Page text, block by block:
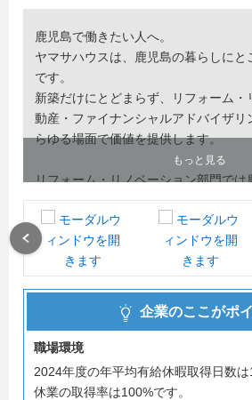
鹿児島で働きたい人へ。
ヤマサハウスは、鹿児島の暮らしにと
です。
新築だけにとどまらず、リフォーム・
動産・ファイナンシャルアドバイザリ
らゆる場面で価値を提供します。
リフォーム・リノベーション部門では
No.1.
営業は完全反響型で、“売り込む”より
しっかり向き合うスタイル。
きます。男性の育休取得実績もあり、
入れています。リフォームや林業まで
り組み、地域に根ざした住まいづくり
創業77周年の今、鹿児島をもっと良
です。少しでも興味があれば、気軽に
もっと見る
企業のここがポ
職場環境
2024年度の年平均有給休暇取得日数
休業の取得率は100%です。